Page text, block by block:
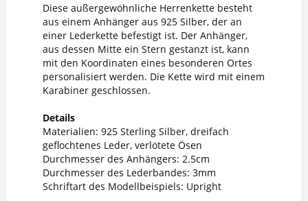
Diese außergewöhnliche Herrenkette besteht
aus einem Anhänger aus 925 Silber, der an
einer Lederkette befestigt ist. Der Anhänger,
aus dessen Mitte ein Stern gestanzt ist, kann
mit den Koordinaten eines besonderen Ortes
personalisiert werden. Die Kette wird mit einem
Karabiner geschlossen.
Details
Materialien: 925 Sterling Silber, dreifach
geflochtenes Leder, verlötete Ösen
Durchmesser des Anhängers: 2.5cm
Durchmesser des Lederbandes: 3mm
Schriftart des Modellbeispiels: Upright